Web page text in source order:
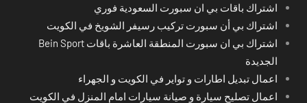
اشتراك باقات بي ان سبورت السعودية فوري
اشتراك بي أن سبورت تركيب رسيفر الشويخ في الكويت
اشتراك بي ان سبورت المنطقة العاشرة باقات Bein Sport
الجديدة
اعمال تبديل اطارات و تواير في الكويت و الجهراء
اعمال تصليح سيارة و صيانة سيارات امام المنزل في الكويت